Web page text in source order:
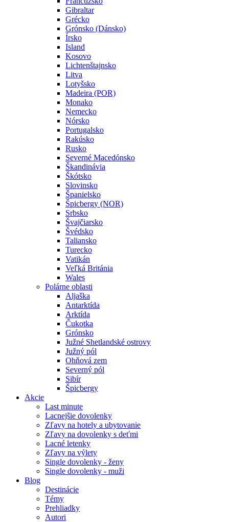
Gibraltar
Grécko
Grónsko (Dánsko)
Írsko
Island
Kosovo
Lichtenštajnsko
Litva
Lotyšsko
Madeira (POR)
Monako
Nemecko
Nórsko
Portugalsko
Rakúsko
Rusko
Severné Macedónsko
Škandinávia
Škótsko
Slovinsko
Španielsko
Špicbergy (NOR)
Srbsko
Švajčiarsko
Švédsko
Taliansko
Turecko
Vatikán
Veľká Británia
Wales
Polárne oblasti
Aljaška
Antarktída
Arktída
Čukotka
Grónsko
Južné Shetlandské ostrovy
Južný pól
Ohňová zem
Severný pól
Sibír
Špicbergy
Akcie
Last minute
Lacnejšie dovolenky
Zľavy na hotely a ubytovanie
Zľavy na dovolenky s deťmi
Lacné letenky
Zľavy na výlety
Single dovolenky - ženy
Single dovolenky - muži
Blog
Destinácie
Témy
Prehliadky
Autori